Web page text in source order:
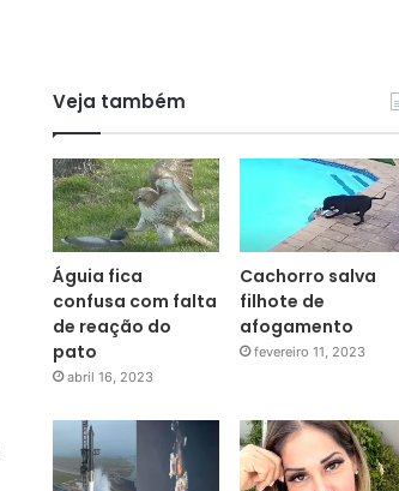
Veja também
Águia fica
confusa com falta
de reação do
pato
abril 16, 2023
Cachorro salva
filhote de
afogamento
fevereiro 11, 2023